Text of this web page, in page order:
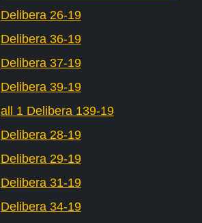
Delibera 26-19
Delibera 36-19
Delibera 37-19
Delibera 39-19
all 1 Delibera 139-19
Delibera 28-19
Delibera 29-19
Delibera 31-19
Delibera 34-19